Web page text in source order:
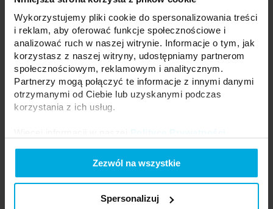
Wykorzystujemy pliki cookie do spersonalizowania treści
i reklam, aby oferować funkcje społecznościowe i
analizować ruch w naszej witrynie. Informacje o tym, jak
korzystasz z naszej witryny, udostępniamy partnerom
społecznościowym, reklamowym i analitycznym.
Partnerzy mogą połączyć te informacje z innymi danymi
otrzymanymi od Ciebie lub uzyskanymi podczas
korzystania z ich usług.
Zezwól na wszystkie
Spersonalizuj
Produkty powiązane